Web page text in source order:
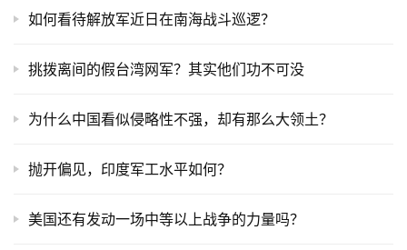
如何看待解放军近日在南海战斗巡逻？
挑拨离间的假台湾网军？其实他们功不可没
为什么中国看似侵略性不强，却有那么大领土？
抛开偏见，印度军工水平如何？
美国还有发动一场中等以上战争的力量吗？